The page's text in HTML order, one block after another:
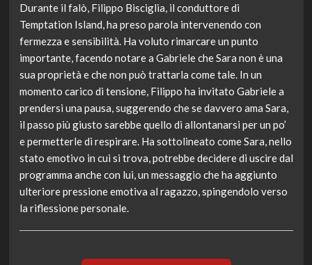
Durante il falò, Filippo Bisciglia, il conduttore di
Temptation Island, ha preso parola intervenendo con
fermezza e sensibilità. Ha voluto rimarcare un punto
importante, facendo notare a Gabriele che Sara non è una
sua proprietà e che non può trattarla come tale. In un
momento carico di tensione, Filippo ha invitato Gabriele a
prendersi una pausa, suggerendo che se davvero ama Sara,
il passo più giusto sarebbe quello di allontanarsi per un po’
e permetterle di respirare. Ha sottolineato come Sara, nello
stato emotivo in cui si trova, potrebbe decidere di uscire dal
programma anche con lui, un messaggio che ha aggiunto
ulteriore pressione emotiva al ragazzo, spingendolo verso
la riflessione personale.